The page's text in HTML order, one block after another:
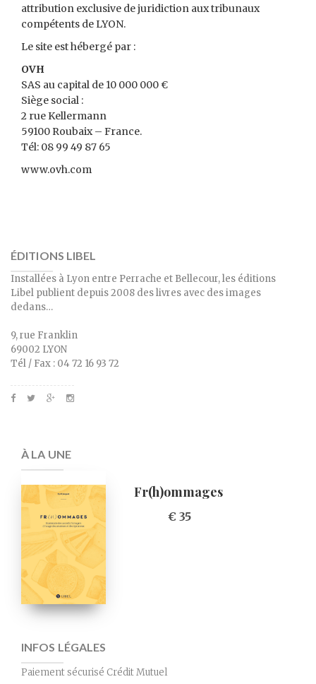
attribution exclusive de juridiction aux tribunaux
compétents de LYON.
Le site est hébergé par :
OVH
SAS au capital de 10 000 000 €
Siège social :
2 rue Kellermann
59100 Roubaix – France.
Tél: 08 99 49 87 65
www.ovh.com
ÉDITIONS LIBEL
Installées à Lyon entre Perrache et Bellecour, les éditions
Libel publient depuis 2008 des livres avec des images
dedans…
9, rue Franklin
69002 LYON
Tél / Fax : 04 72 16 93 72
À LA UNE
Fr(h)ommages
€ 35
INFOS LÉGALES
Paiement sécurisé Crédit Mutuel